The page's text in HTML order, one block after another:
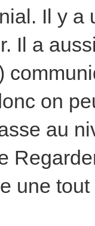
Il y a
Il a
on
au
une